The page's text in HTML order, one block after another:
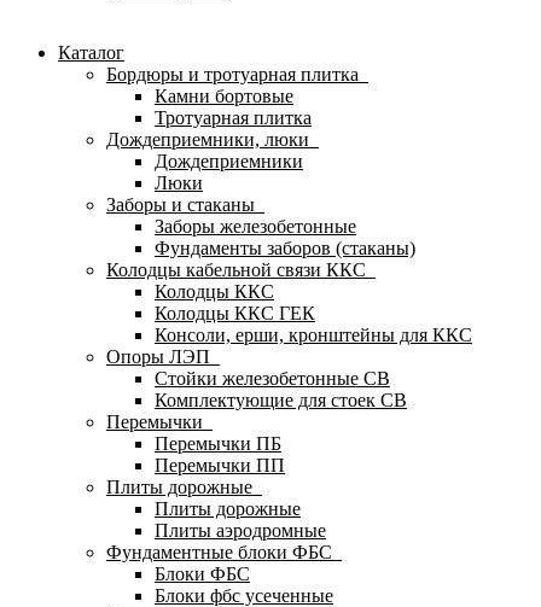
Каталог
Бордюры и тротуарная плитка
Камни бортовые
Тротуарная плитка
Дождеприемники, люки
Дождеприемники
Люки
Заборы и стаканы
Заборы железобетонные
Фундаменты заборов (стаканы)
Колодцы кабельной связи ККС
Колодцы ККС
Колодцы ККС ГЕК
Консоли, ерши, кронштейны для ККС
Опоры ЛЭП
Стойки железобетонные СВ
Комплектующие для стоек СВ
Перемычки
Перемычки ПБ
Перемычки ПП
Плиты дорожные
Плиты дорожные
Плиты аэродромные
Фундаментные блоки ФБС
Блоки ФБС
Блоки фбс усеченные